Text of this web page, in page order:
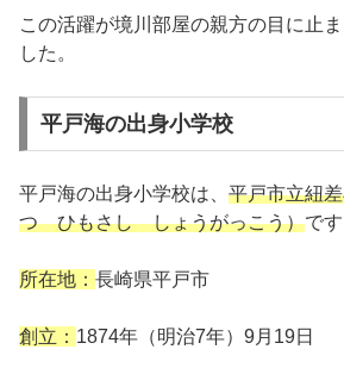
この活躍が境川部屋の親方の目に止
した。
平戸海の出身小学校
平戸海の出身小学校は、 平戸市立紐
つ ひもさし しょうがっこう）です
所在地： 長崎県平戸市
創立： 1874年（明治7年）9月19日